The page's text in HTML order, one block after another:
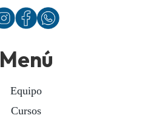
Menú
Equipo
Cursos